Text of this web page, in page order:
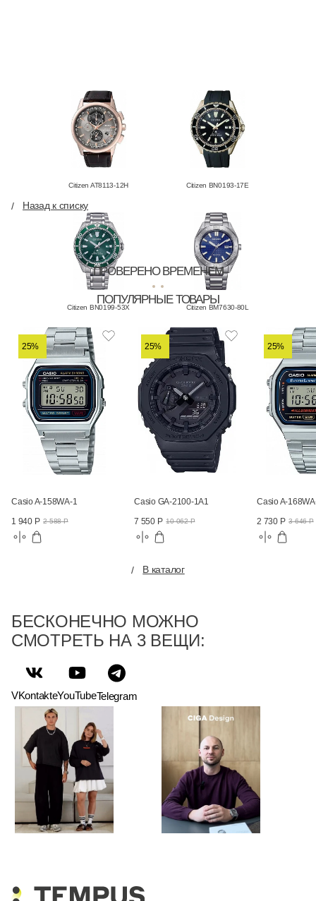
Citizen AT8113-12H Citizen BN0193-17E
Citizen BN0199-53X Citizen BM7630-80L
Назад к списку
ПРОВЕРЕНО ВРЕМЕНЕМ
ПОПУЛЯРНЫЕ ТОВАРЫ
25%
Casio A-158WA-1
1 940 Р 2 588 Р
25%
Casio GA-2100-1A1
7 550 Р 10 062 Р
25%
Casio A-
2 730 Р 3 646 Р
В каталог
БЕСКОНЕЧНО МОЖНО
СМОТРЕТЬ НА 3 ВЕЩИ:
VKontakteYouTubeTelegram